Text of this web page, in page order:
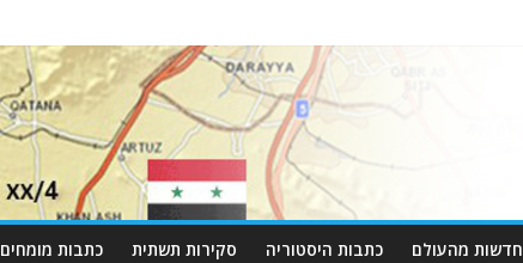
חדשות מהעולם כתבות היסטוריה סקירות תשתית כתבות מומחים